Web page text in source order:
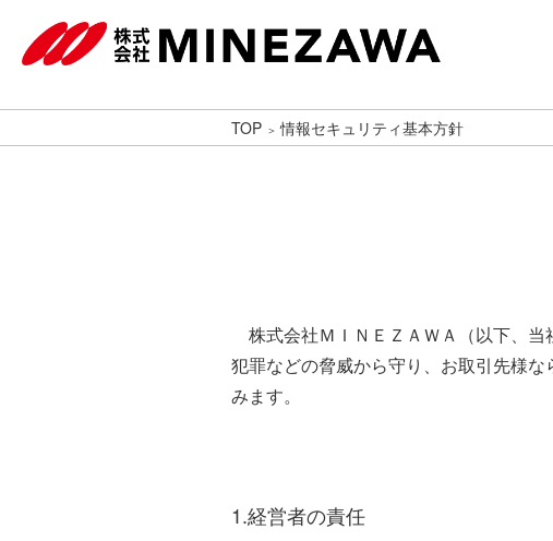
TOP 情報セキュリティ基本方針
株式会社ＭＩＮＥＺＡＷＡ（以下、当
犯罪などの脅威から守り、お取引先様
みます。
1.経営者の責任